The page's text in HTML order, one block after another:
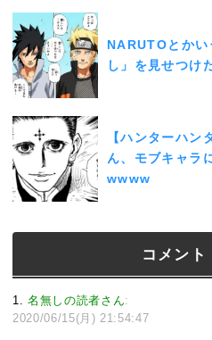
NARUTOとかい
し」を見せつけ
【ハンターハン
ん、モブキャラ
wwww
コメント
1 名無しの読者さん:
2020/06/15(月) 21:54:47